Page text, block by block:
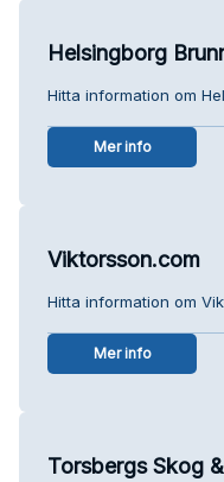
Helsingborg
Hitta information om
Mer info
Viktorsson.com
Hitta information om
Mer info
Torsbergs Skog